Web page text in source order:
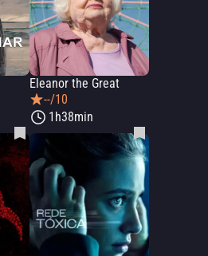
Eleanor the Great
--/10
1h38min